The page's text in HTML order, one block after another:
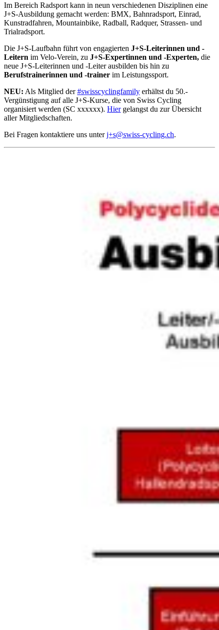
Im Bereich Radsport kann in neun verschiedenen Disziplinen eine
J+S-Ausbildung gemacht werden: BMX, Bahnradsport, Einrad,
Kunstradfahren, Mountainbike, Radball, Radquer, Strassen- und
Trialradsport.
Die J+S-Laufbahn führt von engagierten J+S-Leiterinnen und -
Leitern im Velo-Verein, zu J+S-Expertinnen und -Experten, die
neue J+S-Leiterinnen und -Leiter ausbilden bis hin zu
Berufstrainerinnen und -trainer im Leistungssport.
NEU: Als Mitglied der#swisscyclingfamily erhältst du 50.-
Vergünstigung auf alle J+S-Kurse, die von Swiss Cycling
organisiert werden (SC xxxxxx). Hiergelangst du zur Übersicht
aller Mitgliedschaften.
Bei Fragen kontaktiere uns unterj+s@swiss-cycling.ch.